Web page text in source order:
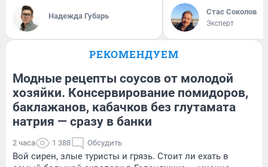
Надежда Губарь Стас Соколов
Эксперт
РЕКОМЕНДУЕМ
Модные рецепты соусов от молодой
хозяйки. Консервирование помидоров,
баклажанов, кабачков без глутамата
натрия — сразу в банки
2 часа 1 388 Обсудить
Вой сирен, злые туристы и грязь. Стоит ли ехать в